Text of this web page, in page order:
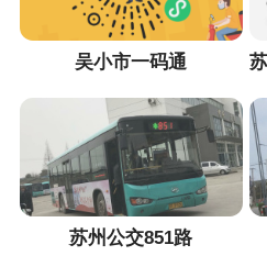
吴小市一码通
苏州公交851路